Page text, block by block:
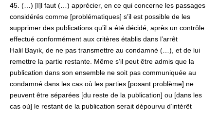
45. (…) [I]l faut (…) apprécier, en ce qui concerne les passages
considérés comme [problématiques] s’il est possible de les
supprimer des publications qu’il a été décidé, après un contrôle
effectué conformément aux critères établis dans l’arrêt
Halil Bayık, de ne pas transmettre au condamné (…), et de lui
remettre la partie restante. Même s’il peut être admis que la
publication dans son ensemble ne soit pas communiquée au
condamné dans les cas où les parties [posant problème] ne
peuvent être séparées [du reste de la publication] ou [dans les
cas où] le restant de la publication serait dépourvu d’intérêt